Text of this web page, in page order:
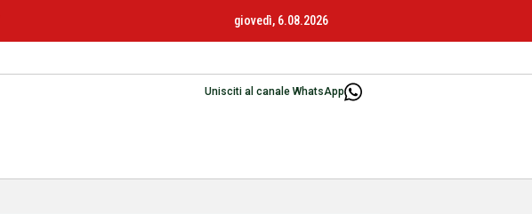
Unisciti al canale WhatsApp
giovedì, 6.08.2026